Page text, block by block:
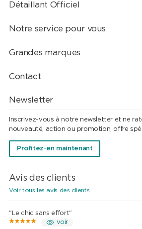
Détaillant Officiel
Notre service pour vous
Grandes marques
Contact
Newsletter
Inscrivez-vous à notre newsletter et ne
nouveauté, action ou promotion, offre
Profitez-en maintenant
Avis des clients
Voir tous les avis des clients
"Le chic sans effort"
voir